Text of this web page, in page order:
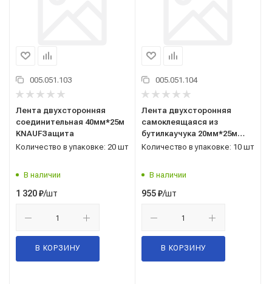
005.051.103
Лента двухсторонняя
соединительная 40мм*25м
KNAUFЗащита
Количество в упаковке: 20 шт
В наличии
1 320₽/шт
В КОРЗИНУ
005.051.104
Лента двухсторонняя
самоклеящаяся из
бутилкаучука 20мм*25м
KNAUFЗащита
Количество в упаковке: 10 шт
В наличии
955₽/шт
В КОРЗИНУ